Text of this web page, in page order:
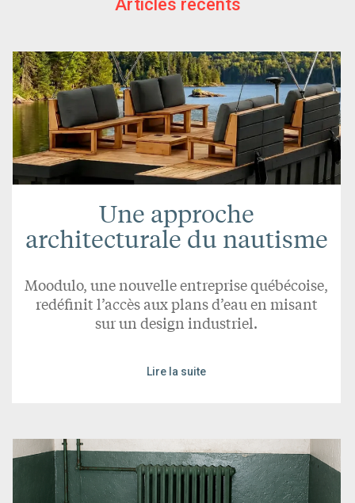
Articles récents
Une approche
architecturale du nautisme
Moodulo, une nouvelle entreprise québécoise,
redéfinit l’accès aux plans d’eau en misant
sur un design industriel.
Lire la suite